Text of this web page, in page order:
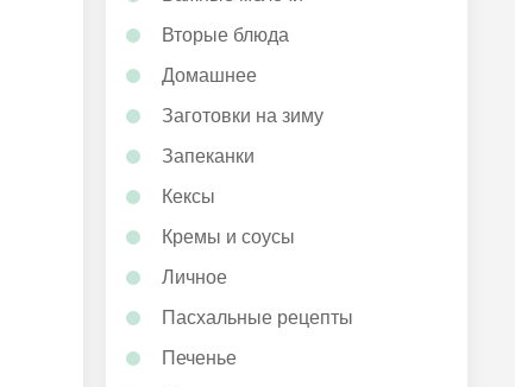
Вторые блюда
Домашнее
Заготовки на зиму
Запеканки
Кексы
Кремы и соусы
Личное
Пасхальные рецепты
Печенье